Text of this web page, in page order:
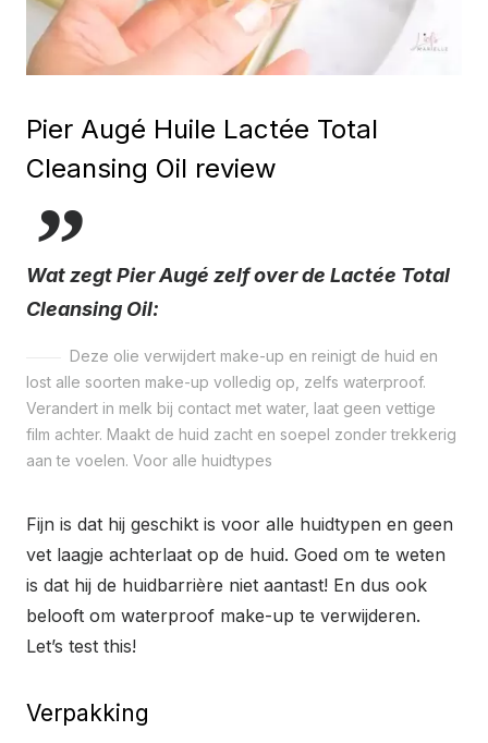
Pier Augé Huile Lactée Total
Cleansing Oil review
Wat zegt Pier Augé zelf over de Lactée Total
Cleansing Oil:
Deze olie verwijdert make-up en reinigt de huid en
lost alle soorten make-up volledig op, zelfs waterproof.
Verandert in melk bij contact met water, laat geen vettige
film achter. Maakt de huid zacht en soepel zonder trekkerig
aan te voelen. Voor alle huidtypes
Fijn is dat hij geschikt is voor alle huidtypen en geen
vet laagje achterlaat op de huid. Goed om te weten
is dat hij de huidbarrière niet aantast! En dus ook
belooft om waterproof make-up te verwijderen.
Let’s test this!
Verpakking